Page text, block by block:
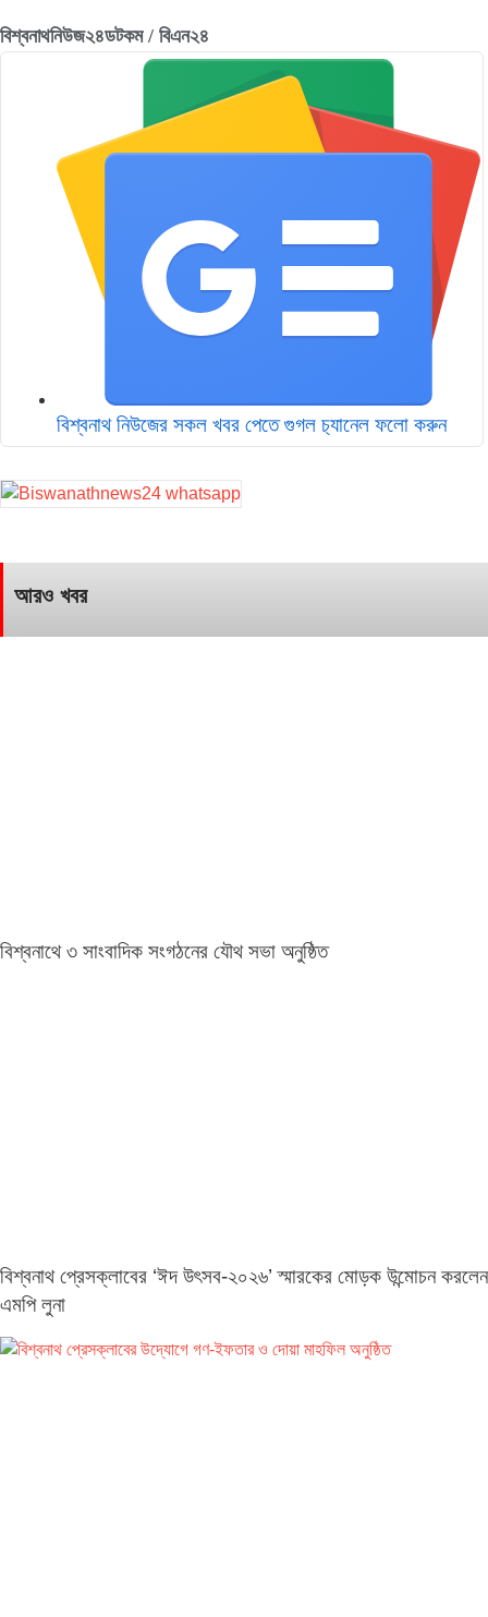
বিশ্বনাথনিউজ২৪ডটকম / বিএন২৪
বিশ্বনাথ নিউজের সকল খবর পেতে গুগল চ‌্যানেল ফলো করুন
আরও খবর
বিশ্বনাথে ৩ সাংবাদিক সংগঠনের যৌথ সভা অনুষ্ঠিত
বিশ্বনাথ প্রেসক্লাবের ‘ঈদ উৎসব-২০২৬’ স্মারকের মোড়ক উন্মোচন করলেন
এমপি লুনা